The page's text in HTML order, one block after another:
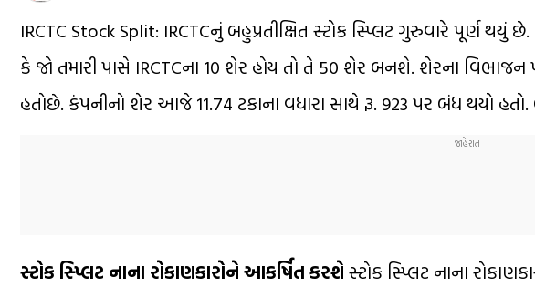
IRCTC Stock Split: IRCTCનું બહુપ્રતીક્ષિત સ્ટોક સ્પ્લિટ ગુરુવારે પૂર્ણ
કે જો તમારી પાસે IRCTCના 10 શેર હોય તો તે 50 શેર બનશે. શેરના
હતોછે. કંપનીનો શેર આજે 11.74 ટકાના વધારા સાથે રૂ. 923 પર બંધ થયો
સ્ટોક સ્પ્લિટ નાના રોકાણકારોને આકર્ષિત કરશે સ્ટોક સ્પ્લિટ નાના